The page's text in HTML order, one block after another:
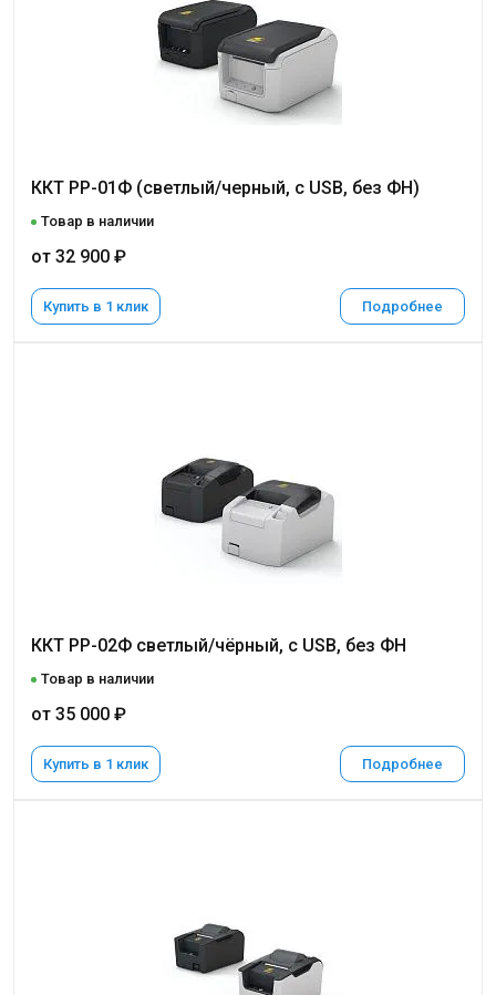
ККТ РР-01Ф (светлый/черный, с USB, без ФН)
Товар в наличии
от 32 900 ₽
Купить в 1 клик Подробнее
ККТ РР-02Ф светлый/чёрный, с USB, без ФН
Товар в наличии
от 35 000 ₽
Купить в 1 клик Подробнее